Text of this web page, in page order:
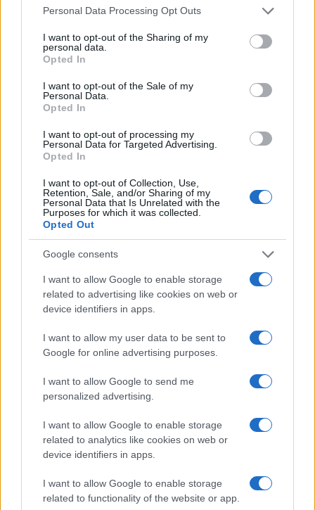
Please note that this website/app uses one or more Google
not limited to your visit or usage behaviour. You may click to
grant or deny consent to Google and its third-party tags to
use your data for below specified purposes in below Google
consent section.
Personal Data Processing Opt Outs
I want to opt-out of the Sharing of my
personal data.
Opted In
I want to opt-out of the Sale of my
Personal Data.
Opted In
I want to opt-out of processing my
Personal Data for Targeted Advertising.
Opted In
I want to opt-out of Collection, Use,
Retention, Sale, and/or Sharing of my
Personal Data that Is Unrelated with the
Purposes for which it was collected.
Opted Out
Google consents
I want to allow Google to enable storage
related to advertising like cookies on web or
device identifiers in apps.
I want to allow my user data to be sent to
Google for online advertising purposes.
I want to allow Google to send me
personalized advertising.
I want to allow Google to enable storage
related to analytics like cookies on web or
device identifiers in apps.
I want to allow Google to enable storage
related to functionality of the website or app.
Condividi l'articolo
F
a
ce
b
o
o
k
T
w
it
te
r
n
re
st
h
at
s
A
p
h
re
Prossimo articolo
NOTIZIE RECENTI
Sangue, musica e solidarietà con Avis Olbia al
Delta Center
Meteo Olbia 9 agosto, temperature in calo
Salmo finisce in ospedale a Catania, ma il tour
va avanti: “Sicilia, ci sono”
Jovanotti, Gabry Ponte e Alfa: Olbia ombelico del
mondo per una notte